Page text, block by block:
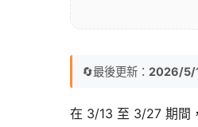
🔄最後更新： 2026/5/
在 3/13 至 3/27 期間